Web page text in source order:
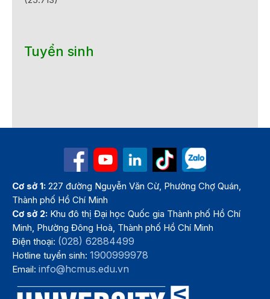
Tuyển sinh
Cơ sở 1: 227 đường Nguyễn Văn Cừ, Phường Chợ Quán,
Thành phố Hồ Chí Minh
Cơ sở 2: Khu đô thị Đại học Quốc gia Thành phố Hồ Chí
Minh, Phường Đông Hoà, Thành phố Hồ Chí Minh
Điện thoại: (028) 62884499
Hotline tuyển sinh:1900999978
Email:info@hcmus.edu.vn